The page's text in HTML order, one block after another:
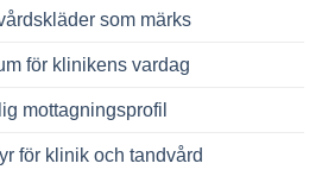
som märks
för klinikens vardag
mottagningsprofil
för klinik och tandvård